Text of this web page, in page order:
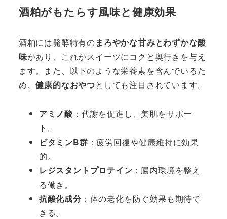
酒粕がもたらす風味と健康効果
酒粕には発酵特有のまろやかな甘みとわずかな酸
味があり、これがスイーツにコクと奥行きを与え
ます。また、以下のような栄養素を含んでいるた
め、健康的なおやつとしても注目されています。
アミノ酸 ：代謝を促進し、美肌をサポー
ト。
ビタミンB群 ：疲労回復や健康維持に効果
的。
レジスタントプロテイン ：腸内環境を整え
る働き。
抗酸化成分：体の老化を防ぐ効果も期待で
きる。